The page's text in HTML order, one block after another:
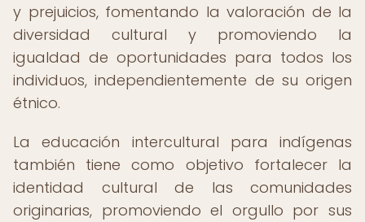
y prejuicios, fomentando la valoración de la
diversidad cultural y promoviendo la
igualdad de oportunidades para todos los
individuos, independientemente de su origen
étnico.
La educación intercultural para indígenas
también tiene como objetivo fortalecer la
identidad cultural de las comunidades
originarias, promoviendo el orgullo por sus